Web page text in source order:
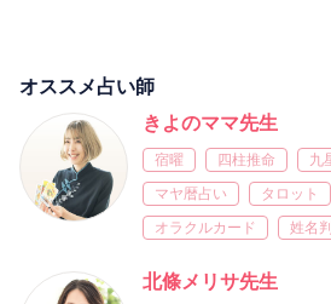
オススメ占い師
きよのママ先生
宿曜 四柱推命 九
マヤ暦占い
タロット
オラクルカード
姓名
北條メリサ先生